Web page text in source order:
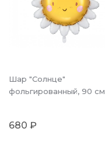
Шар "Солнце"
фольгированный, 90 см
680 ₽